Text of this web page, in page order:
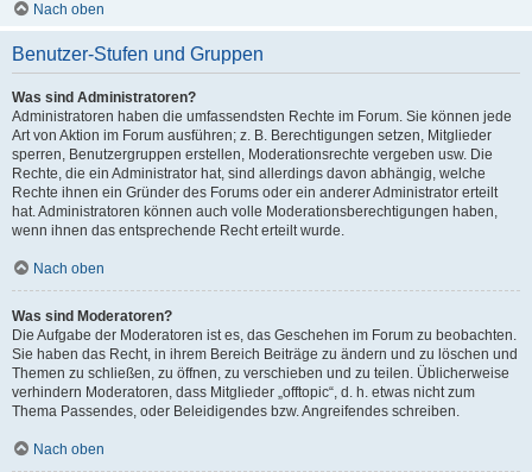
Nach oben
Benutzer-Stufen und Gruppen
Was sind Administratoren?
Administratoren haben die umfassendsten Rechte im Forum. Sie können jede
Art von Aktion im Forum ausführen; z. B. Berechtigungen setzen, Mitglieder
sperren, Benutzergruppen erstellen, Moderationsrechte vergeben usw. Die
Rechte, die ein Administrator hat, sind allerdings davon abhängig, welche
Rechte ihnen ein Gründer des Forums oder ein anderer Administrator erteilt
hat. Administratoren können auch volle Moderationsberechtigungen haben,
wenn ihnen das entsprechende Recht erteilt wurde.
Nach oben
Was sind Moderatoren?
Die Aufgabe der Moderatoren ist es, das Geschehen im Forum zu beobachten.
Sie haben das Recht, in ihrem Bereich Beiträge zu ändern und zu löschen und
Themen zu schließen, zu öffnen, zu verschieben und zu teilen. Üblicherweise
verhindern Moderatoren, dass Mitglieder „offtopic“, d. h. etwas nicht zum
Thema Passendes, oder Beleidigendes bzw. Angreifendes schreiben.
Nach oben